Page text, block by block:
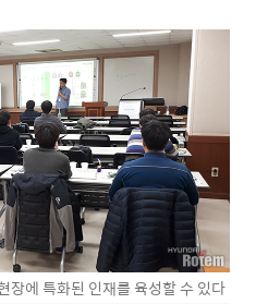
에 특화된 인재를 육성할 수 있다